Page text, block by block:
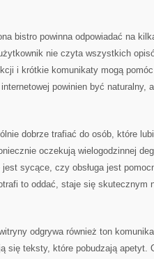
bistro powinna odpowiadać na
nie czyta wszystkich
i krótkie komunikaty mogą
powinien być naturalny,
dobrze trafiać do osób, które
oczekują wielogodzinnej
sycące, czy obsługa jest
to oddać, staje się skutecznym
odgrywa również ton
się teksty, które pobudzają apetyt.